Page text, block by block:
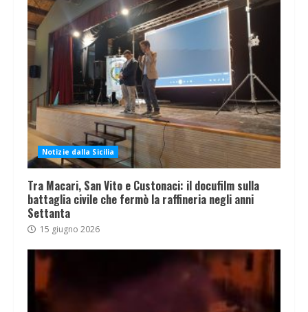
Notizie dalla Sicilia
Tra Macari, San Vito e Custonaci: il docufilm sulla
battaglia civile che fermò la raffineria negli anni
Settanta
15 giugno 2026